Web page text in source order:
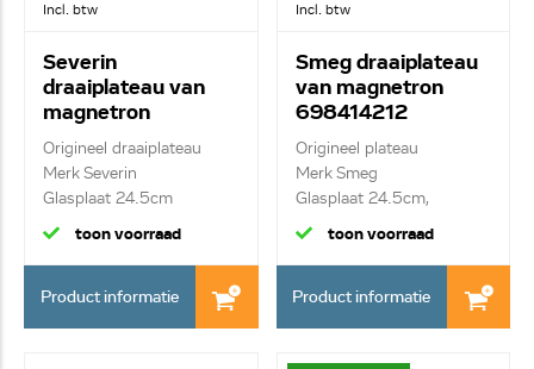
Incl. btw
Severin
draaiplateau van
magnetron
8471.048
Origineel draaiplateau
Merk Severin
Glasplaat 24.5cm
toon voorraad
Product informatie
Incl. btw
Smeg draaiplateau
van magnetron
698414212
Origineel plateau
Merk Smeg
Glasplaat 24.5cm,
inclusief wi...
toon voorraad
Product informatie